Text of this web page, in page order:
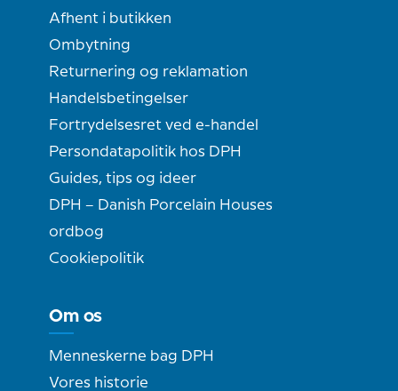
Afhent i butikken
Ombytning
Returnering og reklamation
Handelsbetingelser
Fortrydelsesret ved e-handel
Persondatapolitik hos DPH
Guides, tips og ideer
DPH – Danish Porcelain Houses
ordbog
Cookiepolitik
Om os
Menneskerne bag DPH
Vores historie